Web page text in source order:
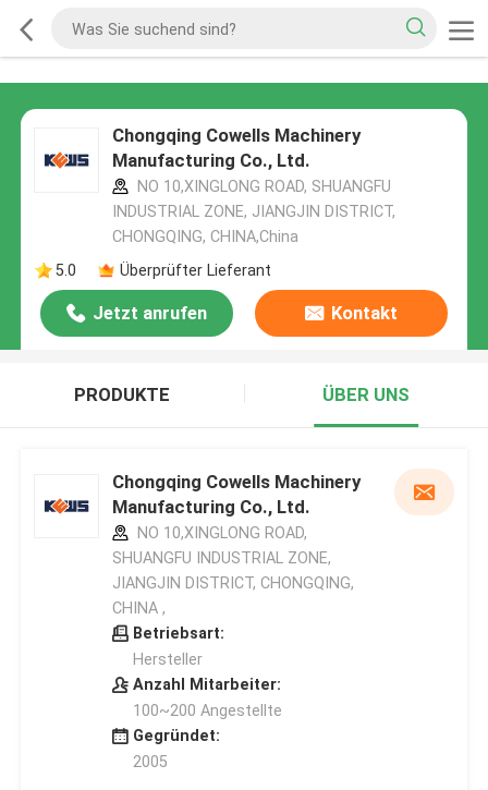
Chongqing Cowells Machinery
Manufacturing Co., Ltd.
NO 10,XINGLONG ROAD, SHUANGFU
INDUSTRIAL ZONE, JIANGJIN DISTRICT,
CHONGQING, CHINA,China
5.0
Überprüfter Lieferant
Jetzt anrufen Kontakt
PRODUKTE ÜBER UNS
Chongqing Cowells Machinery
Manufacturing Co., Ltd.
NO 10,XINGLONG ROAD,
SHUANGFU INDUSTRIAL ZONE,
JIANGJIN DISTRICT, CHONGQING,
CHINA ,
Betriebsart:
Hersteller
Anzahl Mitarbeiter:
100~200 Angestellte
Gegründet:
2005